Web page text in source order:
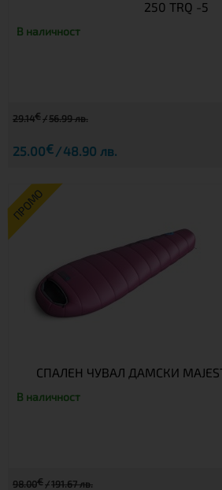
250 TRQ -5
В наличност
29.14€ 56.99 лв.
25.00€ 48.90 лв.
ПРОМО
СПАЛЕН ЧУВАЛ ДАМСКИ
В наличност
98.00€ 191.67 лв.